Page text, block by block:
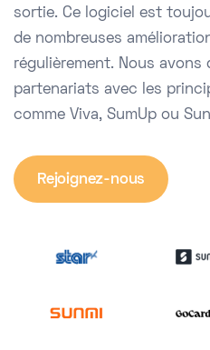
sortie. Ce logiciel est
de nombreuses
régulièrement. Nous avons
partenariats avec les
comme Viva, SumUp ou
Rejoignez-nous